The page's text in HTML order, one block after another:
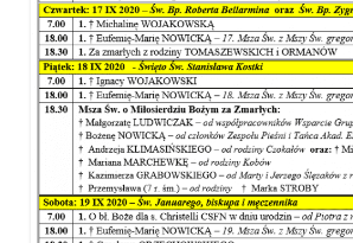
Niezbędnik Katolika
Kaplica Adoracji
Pracownicy
e-Katolik